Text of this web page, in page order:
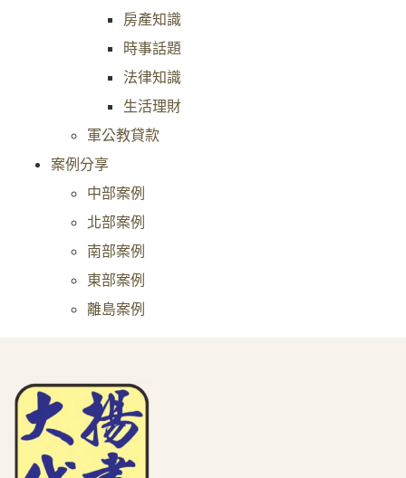
房產知識
時事話題
法律知識
生活理財
軍公教貸款
案例分享
中部案例
北部案例
南部案例
東部案例
離島案例